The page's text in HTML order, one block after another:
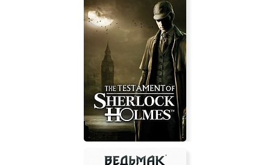
Властелин колец: Битва за
Средиземье (игра)